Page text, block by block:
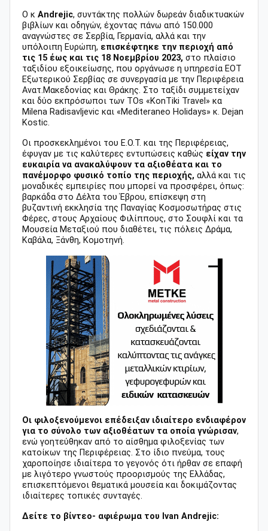
Ο κ Andrejic, συντάκτης πολλών δωρεάν διαδικτυακών
βιβλίων και οδηγών, έχοντας πάνω από 150.000
αναγνώστες σε Σερβία, Γερμανία, αλλά και την
υπόλοιπη Ευρώπη, επισκέφτηκε την περιοχή από
τις 15 έως και τις 18 Νοεμβρίου 2023, στο πλαίσιο
ταξιδίου εξοικείωσης, που οργάνωσε η υπηρεσία ΕΟΤ
Εξωτερικού Σερβίας σε συνεργασία με την Περιφέρεια
Ανατ.Μακεδονίας και Θράκης. Στο ταξίδι συμμετείχαν
και δύο εκπρόσωποι των ΤΟs «KonTiki Travel» κα
Milena Radisavljevic και «Mediteraneo Holidays» κ. Dejan
Kostic.
Οι προσκεκλημένοι του Ε.Ο.Τ. και της Περιφέρειας,
έφυγαν με τις καλύτερες εντυπώσεις καθώς είχαν την
ευκαιρία να ανακαλύψουν τα αξιοθέατα και το
πανέμορφο φυσικό τοπίο της περιοχής, αλλά και τις
μοναδικές εμπειρίες που μπορεί να προσφέρει, όπως:
βαρκάδα στο Δέλτα του Έβρου, επίσκεψη στη
βυζαντινή εκκλησία της Παναγίας Κοσμοσωτήρας στις
Φέρες, στους Αρχαίους Φιλίππους, στο Σουφλί και τα
Μουσεία Μεταξιού που διαθέτει, τις πόλεις Δράμα,
Καβάλα, Ξάνθη, Κομοτηνή.
Οι φιλοξενούμενοι επέδειξαν ιδιαίτερο ενδιαφέρον
για το σύνολο των αξιοθέατων τα οποία γνώρισαν,
ενώ γοητεύθηκαν από το αίσθημα φιλοξενίας των
κατοίκων της Περιφέρειας. Στο ίδιο πνεύμα, τους
χαροποίησε ιδιαίτερα το γεγονός ότι ήρθαν σε επαφή
με λιγότερο γνωστούς προορισμούς της Ελλάδας,
επισκεπτόμενοι θεματικά μουσεία και δοκιμάζοντας
ιδιαίτερες τοπικές συνταγές.
Δείτε το βίντεο- αφιέρωμα του Ivan Andrejic: